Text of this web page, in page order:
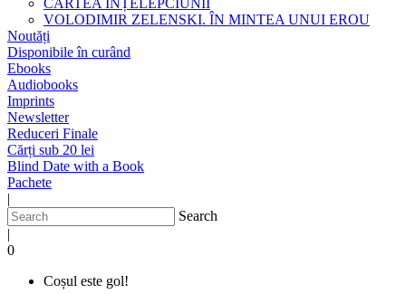
CARTEA ÎNȚELEPCIUNII
VOLODIMIR ZELENSKI. ÎN MINTEA UNUI EROU
Noutăți
Disponibile în curând
Ebooks
Audiobooks
Imprints
Newsletter
Reduceri Finale
Cărți sub 20 lei
Blind Date with a Book
Pachete
|
Search
|
0
Coșul este gol!